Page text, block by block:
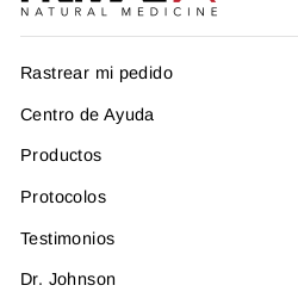
Rastrear mi pedido
Centro de Ayuda
Productos
Protocolos
Testimonios
Dr. Johnson